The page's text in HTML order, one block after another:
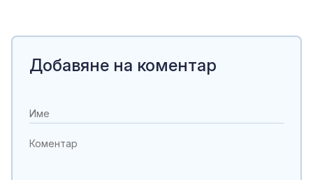
Добавяне на коментар